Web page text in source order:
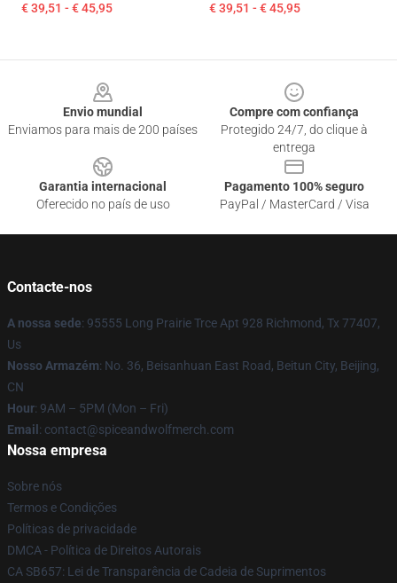
€ 39,51 - € 45,95 € 39,51 - € 45,95
Envio mundial
Enviamos para mais de 200 países
Compre com confiança
Protegido 24/7, do clique à
entrega
Garantia internacional
Oferecido no país de uso
Pagamento 100% seguro
PayPal / MasterCard / Visa
Contacte-nos
A nossa sede: 95555 Long Prairie Trce Apt 928 Richmond, Tx 77407,
Us
Nosso Armazém: No. 36, Beisanhuan East Road, Beitun City, Beijing,
CN
Hour: 9AM – 5PM (Mon – Fri)
Email : contact@spiceandwolfmerch.com
Nossa empresa
Sobre nós
Termos e Condições
Políticas de privacidade
DMCA - Política de Direitos Autorais
CA SB657: Lei de Transparência de Cadeia de Suprimentos